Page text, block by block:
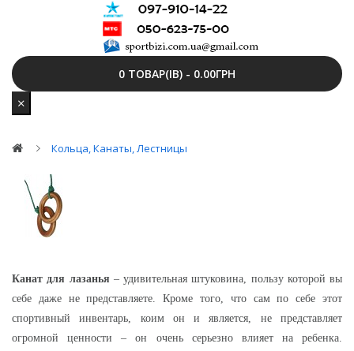
0 ТОВАР(ІВ) - 0.00ГРН
Кольца, Канаты, Лестницы
Канат для лазанья – удивительная штуковина, пользу которой вы
себе даже не представляете. Кроме того, что сам по себе этот
спортивный инвентарь, коим он и является, не представляет
огромной ценности – он очень серьезно влияет на ребенка.